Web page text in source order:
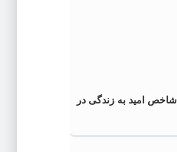
امید به زندگی در